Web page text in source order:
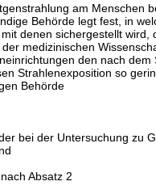
am Menschen
Behörde legt fest, in
denen sichergestellt wird,
medizinischen
den nach dem
Strahlenexposition so
Behörde
bei der Untersuchung zu
Absatz 2